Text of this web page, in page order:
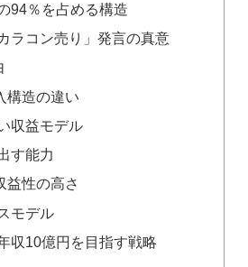
94％を占める構造
ラコン売り」発言の真意
構造の違い
収益モデル
す能力
益性の高さ
モデル
収10億円を目指す戦略